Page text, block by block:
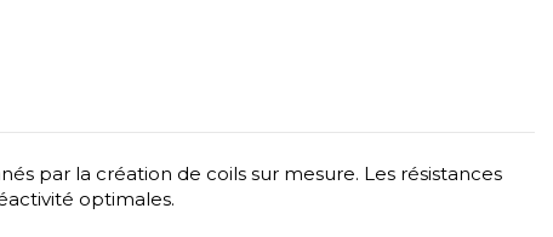
par la création de coils sur mesure. Les résistances
optimales.